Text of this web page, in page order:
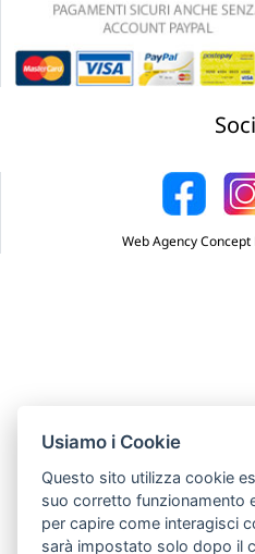
Web Agency
Usiamo i Cookie
Questo sito utilizza cookie
suo corretto funzionamento
per capire come interagisci
sarà impostato solo dopo il